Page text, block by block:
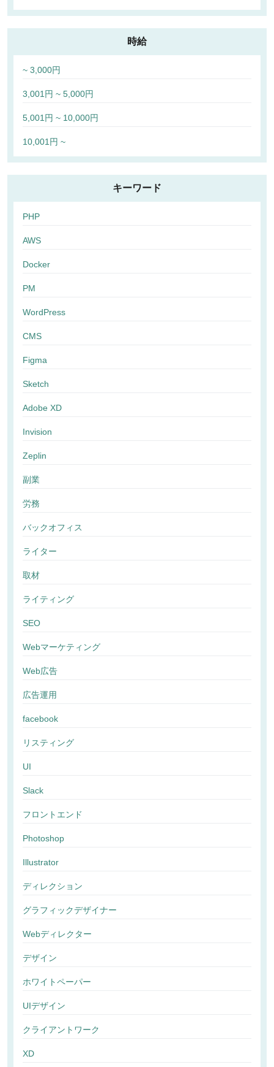
時給
~ 3,000円
3,001円 ~ 5,000円
5,001円 ~ 10,000円
10,001円 ~
キーワード
PHP
AWS
Docker
PM
WordPress
CMS
Figma
Sketch
Adobe XD
Invision
Zeplin
副業
労務
バックオフィス
ライター
取材
ライティング
SEO
Webマーケティング
Web広告
広告運用
facebook
リスティング
UI
Slack
フロントエンド
Photoshop
Illustrator
ディレクション
グラフィックデザイナー
Webディレクター
デザイン
ホワイトペーパー
UIデザイン
クライアントワーク
XD